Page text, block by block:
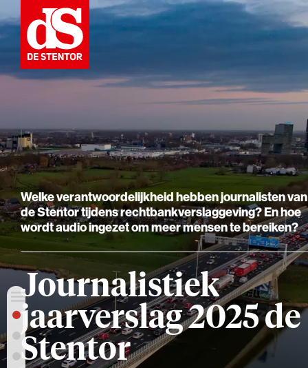
Welke verantwoordelijkheid hebben journalisten van
de Stentor tijdens rechtbankverslaggeving? En hoe
wordt audio ingezet om meer mensen te bereiken?
Journalistiek
jaarverslag 2025 de
Stentor